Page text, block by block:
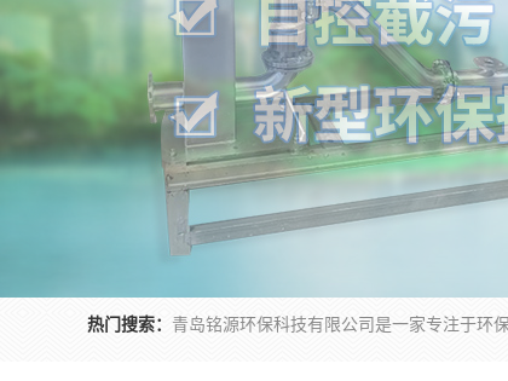
热门搜索：